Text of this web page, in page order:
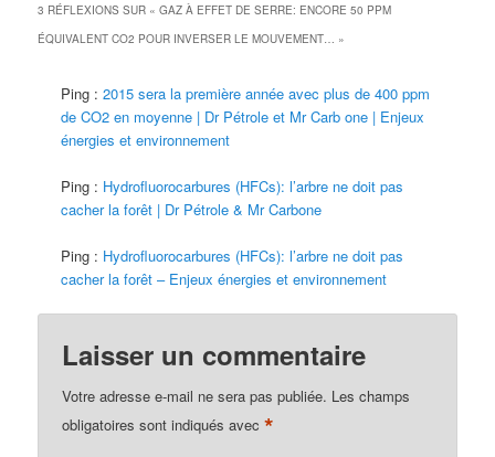
3 RÉFLEXIONS SUR «GAZ À EFFET DE SERRE: ENCORE 50 PPM
ÉQUIVALENT CO2 POUR INVERSER LE MOUVEMENT… »
Ping :2015 sera la première année avec plus de 400 ppm
de CO2 en moyenne | Dr Pétrole et Mr Carb one | Enjeux
énergies et environnement
Ping : Hydrofluorocarbures (HFCs): l’arbre ne doit pas
cacher la forêt | Dr Pétrole & Mr Carbone
Ping : Hydrofluorocarbures (HFCs): l’arbre ne doit pas
cacher la forêt – Enjeux énergies et environnement
Laisser un commentaire
Votre adresse e-mail ne sera pas publiée. Les champs
obligatoires sont indiqués avec*